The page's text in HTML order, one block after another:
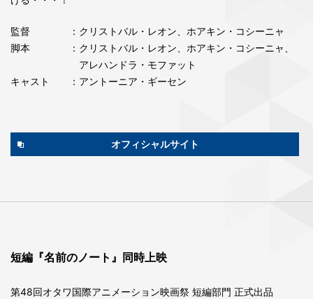
監督
：クリストバル・レオン、ホアキン・コシーニャ
脚本
：クリストバル・レオン、ホアキン・コシーニャ、
アレハンドラ・モファット
キャスト
：アントーニア・ギーセン
オフィシャルサイト
短編『名前のノート』同時上映
第48回オタワ国際アニメーション映画祭 短編部門 正式出品